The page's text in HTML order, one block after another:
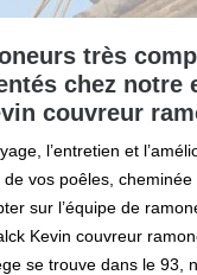
très
chez notre
couvreur
l’entretien et
vos poêles,
sur l’équipe de
Kevin couvreur
se trouve dans le 93,